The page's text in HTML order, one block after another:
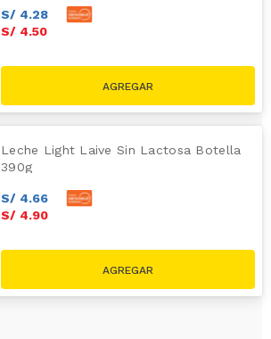
S/ 4.28
S/ 4.50
Leche Light Laive Sin Lactosa Botella
390g
S/ 4.66
S/ 4.90